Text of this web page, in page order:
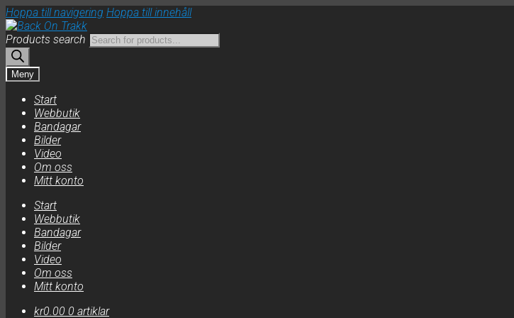
Hoppa till navigering Hoppa till innehåll
Products search
Meny
Start
Webbutik
Bandagar
Bilder
Video
Om oss
Mitt konto
Start
Webbutik
Bandagar
Bilder
Video
Om oss
Mitt konto
kr0.00 0 artiklar